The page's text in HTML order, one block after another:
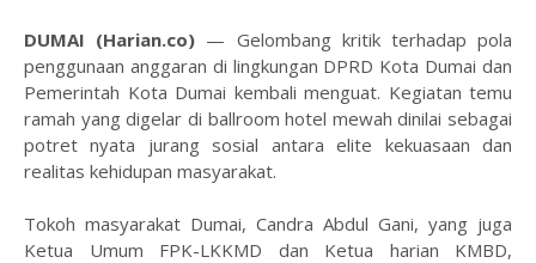
DUMAI (Harian.co) — Gelombang kritik terhadap pola
penggunaan anggaran di lingkungan DPRD Kota Dumai dan
Pemerintah Kota Dumai kembali menguat. Kegiatan temu
ramah yang digelar di ballroom hotel mewah dinilai sebagai
potret nyata jurang sosial antara elite kekuasaan dan
realitas kehidupan masyarakat.
Tokoh masyarakat Dumai, Candra Abdul Gani, yang juga
Ketua Umum FPK-LKKMD dan Ketua harian KMBD,